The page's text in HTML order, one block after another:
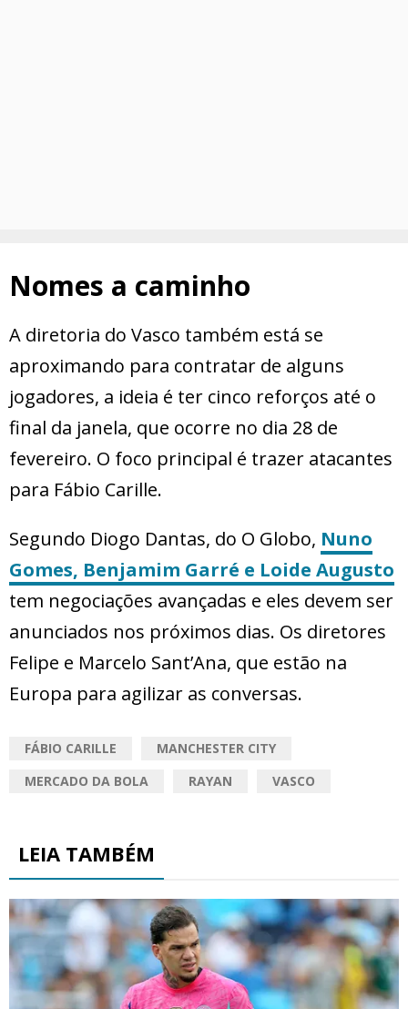
Nomes a caminho
A diretoria do Vasco também está se
aproximando para contratar de alguns
jogadores, a ideia é ter cinco reforços até o
final da janela, que ocorre no dia 28 de
fevereiro. O foco principal é trazer atacantes
para Fábio Carille.
Segundo Diogo Dantas, do O Globo, Nuno
Gomes, Benjamim Garré e Loide Augusto
tem negociações avançadas e eles devem ser
anunciados nos próximos dias. Os diretores
Felipe e Marcelo Sant’Ana, que estão na
Europa para agilizar as conversas.
FÁBIO CARILLE
MANCHESTER CITY
MERCADO DA BOLA
RAYAN VASCO
LEIA TAMBÉM